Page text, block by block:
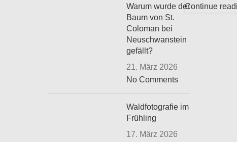
Continue
Warum wurde der
Baum von St.
Coloman bei
Neuschwanstein
gefällt?
21. März 2026
No Comments
Waldfotografie im
Frühling
17. März 2026